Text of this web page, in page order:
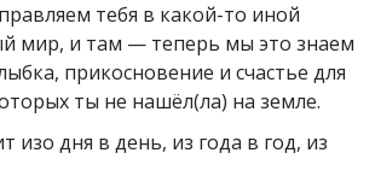
тебя в какой-то иной
мир, и там — теперь мы это знаем
прикосновение и счастье для
ты не нашёл(ла) на земле.
изо дня в день, из года в год, из